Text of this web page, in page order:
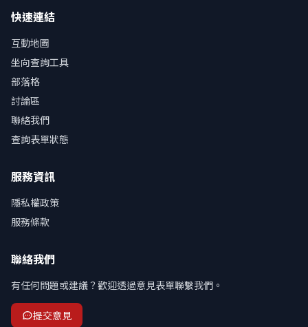
快速連結
互動地圖
坐向查詢工具
部落格
討論區
聯絡我們
查詢表單狀態
服務資訊
隱私權政策
服務條款
聯絡我們
有任何問題或建議？歡迎透過意見表單聯繫我們。
提交意見